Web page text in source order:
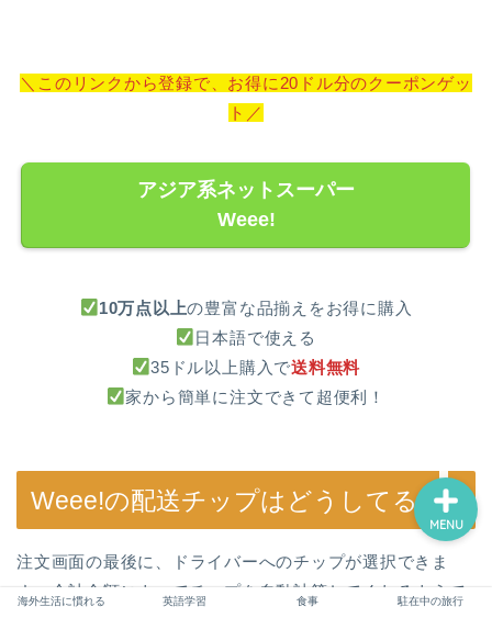
＼このリンクから登録で、お得に20ドル分のクーポンゲッ
ト／
アジア系ネットスーパー
Weee!
10万点以上の豊富な品揃えをお得に購入
日本語で使える
35ドル以上購入で送料無料
家から簡単に注文できて超便利！
Weee!の配送チップはどうしてる？
注文画面の最後に、ドライバーへのチップが選択できま
す。合計金額によってチップを自動計算してくれるようで
海外生活に慣れる 英語学習 食事 駐在中の旅行
MENU
ママ向け（準備・サポー
ト・心構え）
子供のフォロー（学校・英
語・習い事）
駐在を満喫するために